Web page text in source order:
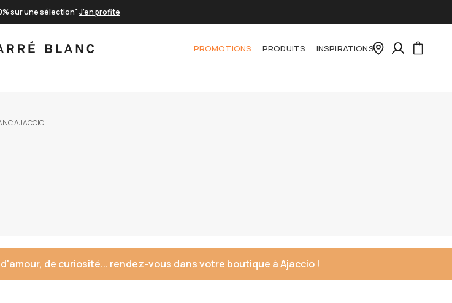
offerte à partir de 100€
PROMOTIONS PRODUITS INSPIRATIONS
AJACCIO
de curiosité... rendez-vous dans votre boutique à Ajaccio !